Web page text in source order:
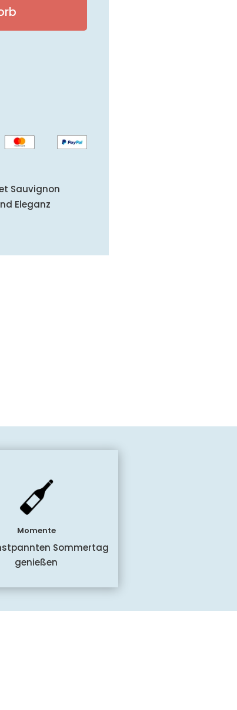
Sauvignon
Eleganz
Momente
Sommertag
genießen